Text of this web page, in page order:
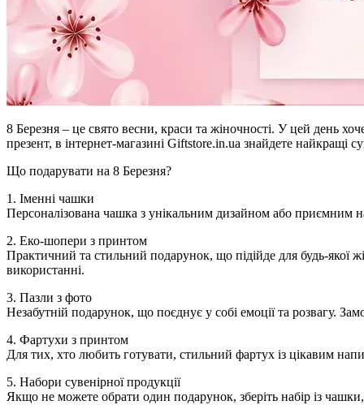
8 Березня – це свято весни, краси та жіночності. У цей день
презент, в інтернет-магазині Giftstore.in.ua знайдете найкращі
Що подарувати на 8 Березня?
1. Іменні чашки
Персоналізована чашка з унікальним дизайном або приємним
2. Еко-шопери з принтом
Практичний та стильний подарунок, що підійде для будь-якої
використанні.
3. Пазли з фото
Незабутній подарунок, що поєднує у собі емоції та розвагу.
4. Фартухи з принтом
Для тих, хто любить готувати, стильний фартух із цікавим
5. Набори сувенірної продукції
Якщо не можете обрати один подарунок, зберіть набір із